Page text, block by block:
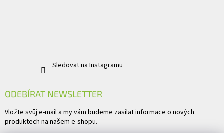
Sledovat na Instagramu
ODEBÍRAT NEWSLETTER
Vložte svůj e-mail a my vám budeme zasílat informace o nových
produktech na našem e-shopu.